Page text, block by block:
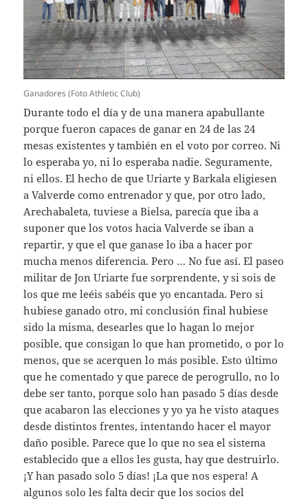
Ganadores (Foto Athletic Club)
Durante todo el día y de una manera apabullante
porque fueron capaces de ganar en 24 de las 24
mesas existentes y también en el voto por correo. Ni
lo esperaba yo, ni lo esperaba nadie. Seguramente,
ni ellos. El hecho de que Uriarte y Barkala eligiesen
a Valverde como entrenador y que, por otro lado,
Arechabaleta, tuviese a Bielsa, parecía que iba a
suponer que los votos hacia Valverde se iban a
repartir, y que el que ganase lo iba a hacer por
mucha menos diferencia. Pero … No fue así. El paseo
militar de Jon Uriarte fue sorprendente, y si sois de
los que me leéis sabéis que yo encantada. Pero si
hubiese ganado otro, mi conclusión final hubiese
sido la misma, desearles que lo hagan lo mejor
posible, que consigan lo que han prometido, o por lo
menos, que se acerquen lo más posible. Esto último
que he comentado y que parece de perogrullo, no lo
debe ser tanto, porque solo han pasado 5 días desde
que acabaron las elecciones y yo ya he visto ataques
desde distintos frentes, intentando hacer el mayor
daño posible. Parece que lo que no sea el sistema
establecido que a ellos les gusta, hay que destruirlo.
¡Y han pasado solo 5 días! ¡La que nos espera! A
algunos solo les falta decir que los socios del